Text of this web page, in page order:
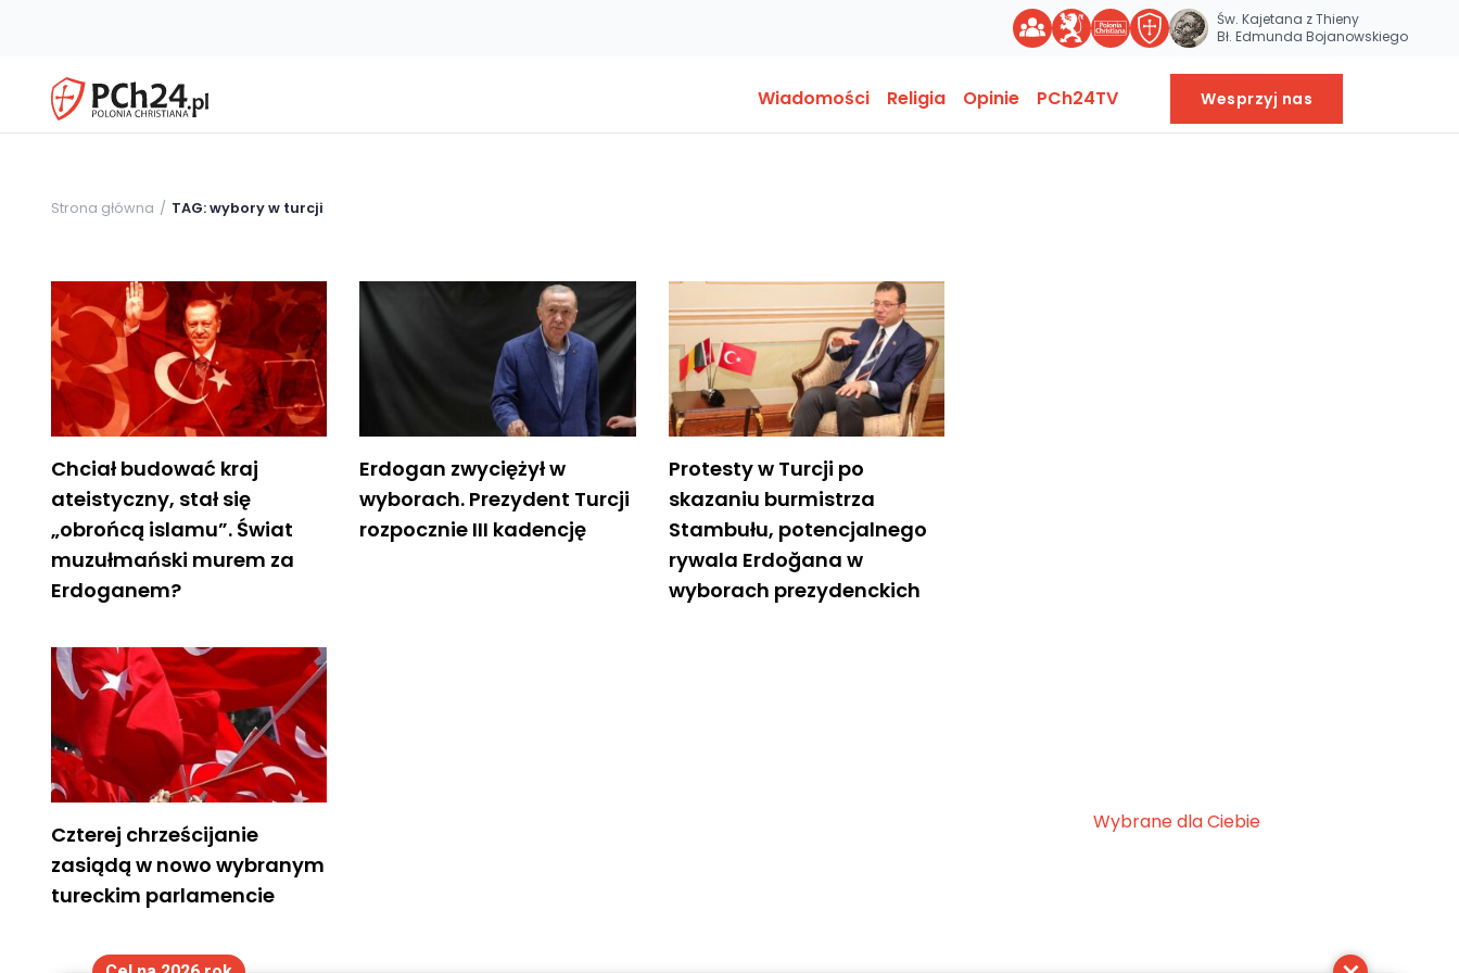
Św. Kajetana z Thieny
Bł. Edmunda Bojanowskiego
Wiadomości Religia Opinie PCh24TV Wesprzyj nas
Strona główna TAG: wybory w turcji
Chciał budować kraj
ateistyczny, stał się
„obrońcą islamu”. Świat
muzułmański murem za
Erdoganem?
Erdogan zwyciężył w
wyborach. Prezydent Turcji
rozpocznie III kadencję
Protesty w Turcji po
skazaniu burmistrza
Stambułu, potencjalnego
rywala Erdoğana w
wyborach prezydenckich
Czterej chrześcijanie
zasiądą w nowo wybranym
tureckim parlamencie
Wybrane dla Ciebie